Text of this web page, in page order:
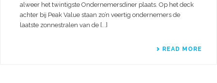
alweer het twintigste Ondernemersdiner plaats. Op het deck
achter bij Peak Value staan zo’n veertig ondernemers de
laatste zonnestralen van de [...]
READ MORE